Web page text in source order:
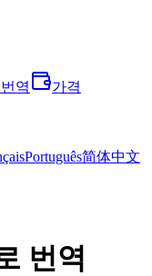
역
가격
Português简体中文
번역